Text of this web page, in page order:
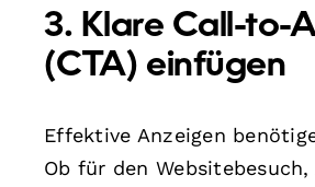
3. Klare Call-to-
(CTA) einfügen
Effektive Anzeigen
Ob für den Websitebesuch,